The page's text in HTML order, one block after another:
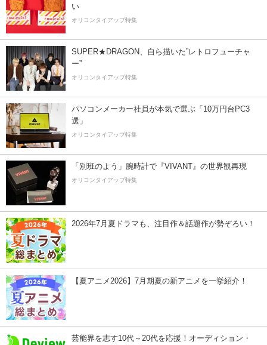
い
オリコンタイアップ特集
SUPER★DRAGON、自ら描いた”レトロフューチャ
ー”
オリコンタイアップ特集
パソコンメーカー社員が本気で選ぶ「10万円台PC3
選」
オリコンタイアップ特集
「別班のよう」腕時計で『VIVANT』の世界観再現
オリコンタイアップ特集
2026年7月夏ドラマも、注目作＆話題作が勢ぞろい！
【夏アニメ2026】7月期夏の新アニメを一挙紹介！
芸能界を志す10代～20代を応援！オーディション・